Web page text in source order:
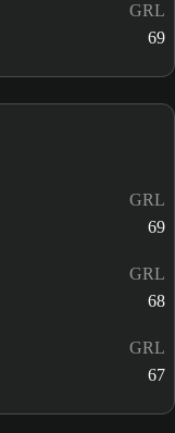
GRL
69
GRL
69
GRL
68
GRL
67